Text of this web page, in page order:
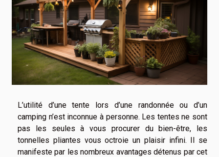
L’utilité d’une tente lors d’une randonnée ou d’un
camping n’est inconnue à personne. Les tentes ne sont
pas les seules à vous procurer du bien-être, les
tonnelles pliantes vous octroie un plaisir infini. Il se
manifeste par les nombreux avantages détenus par cet